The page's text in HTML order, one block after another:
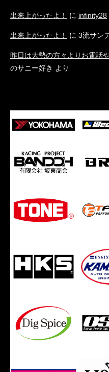
出来上がったよ！ に infinity28
出来上がったよ！ に 3流サン
昨日は大勢の方々よりお電話
のサニー好き より